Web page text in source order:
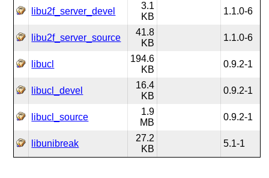
libu2f_server_devel
3.1
KB
1.1.0-6
libu2f_server_source
41.8
KB
1.1.0-6
libucl
194.6
KB
0.9.2-1
libucl_devel
16.4
KB
0.9.2-1
libucl_source
1.9
MB
0.9.2-1
libunibreak
27.2
KB
5.1-1